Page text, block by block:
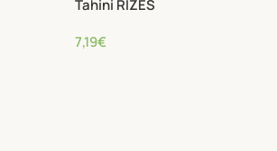
Tahini RIZES
7,19€